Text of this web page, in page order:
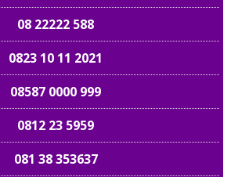
08 22222 588
0823 10 11 2021
08587 0000 999
0812 23 5959
081 38 353637